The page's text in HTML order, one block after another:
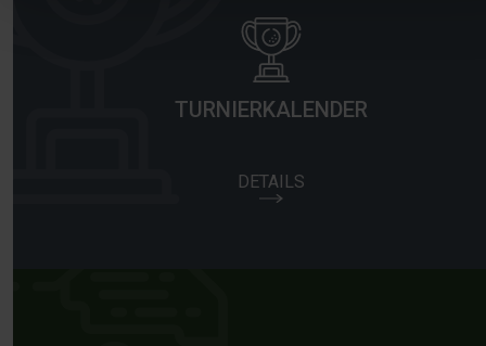
TURNIERKALENDER
DETAILS